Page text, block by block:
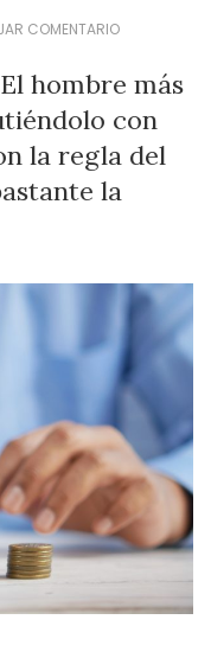
COMENTARIOEN
DEL
50-
30-
20
LAS
hombre más
con
la regla del
la